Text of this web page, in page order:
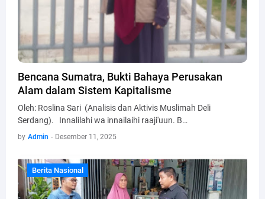
Bencana Sumatra, Bukti Bahaya Perusakan
Alam dalam Sistem Kapitalisme
Oleh: Roslina Sari (Analisis dan Aktivis Muslimah Deli
Serdang). Innalilahi wa innailaihi raaji'uun. B…
by Admin - Desember 11, 2025
Berita Nasional
Berita Nasional